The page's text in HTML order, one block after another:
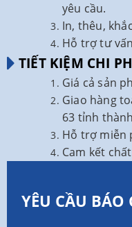
yêu cầu.
In, thêu,
Hỗ trợ tư
TIẾT KIỆM CHI
Giá cả sản
Giao hàng
63 tỉnh
Hỗ trợ miễn
Cam kết
YÊU CẦU BÁO